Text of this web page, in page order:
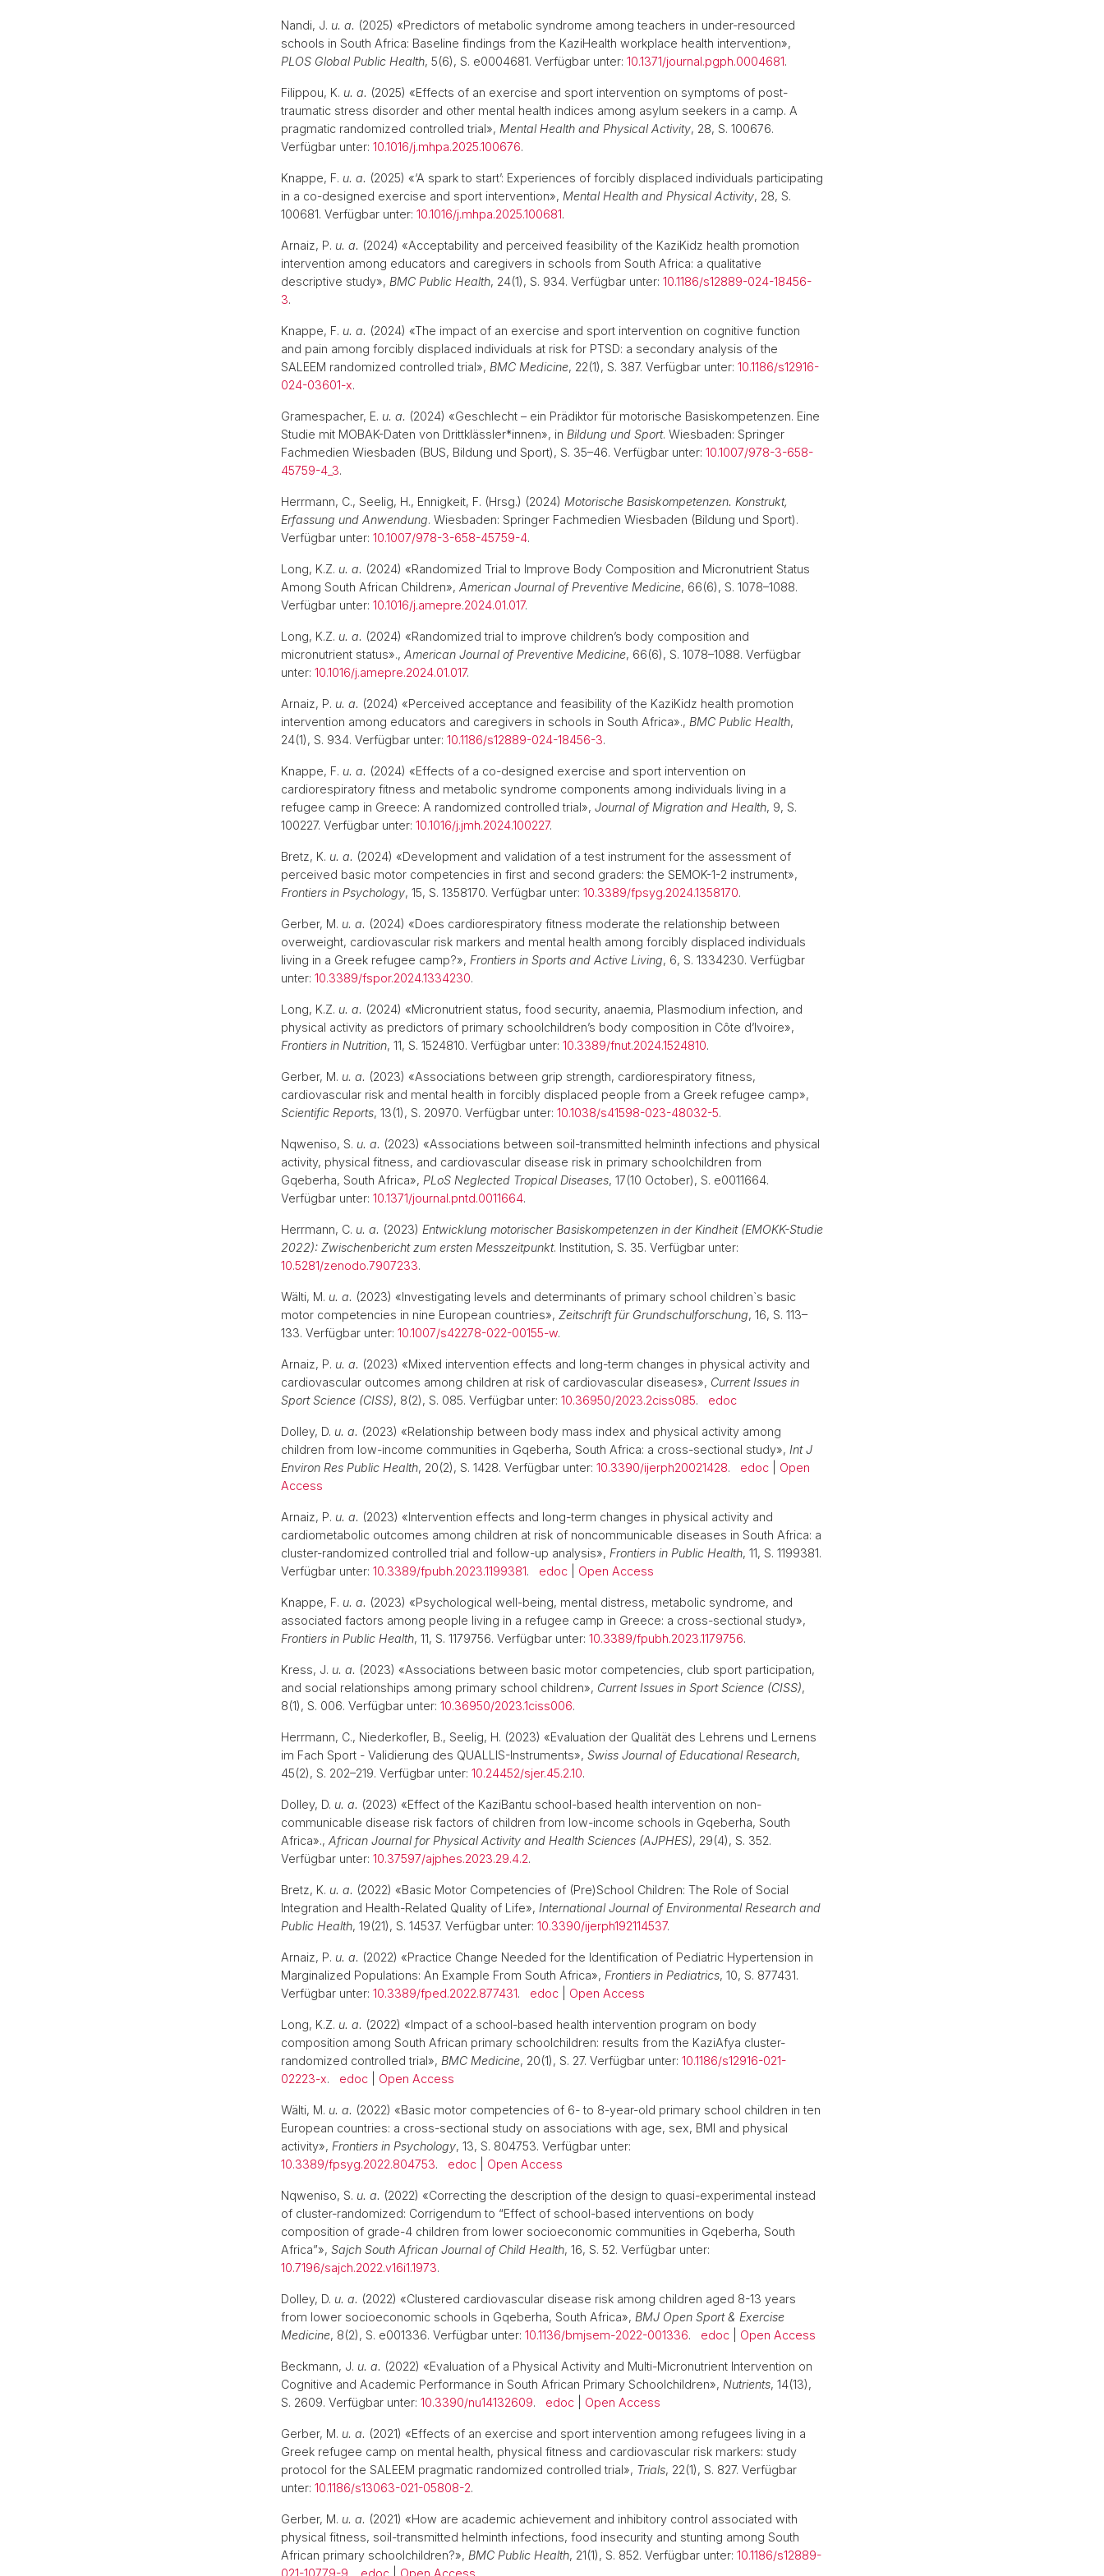
Nandi, J. u. a. (2025) «Predictors of metabolic syndrome among teachers in under-resourced
schools in South Africa: Baseline findings from the KaziHealth workplace health intervention»,
PLOS Global Public Health, 5(6), S. e0004681. Verfügbar unter: 10.1371/journal.pgph.0004681.
Filippou, K. u. a. (2025) «Effects of an exercise and sport intervention on symptoms of post-
traumatic stress disorder and other mental health indices among asylum seekers in a camp. A
pragmatic randomized controlled trial», Mental Health and Physical Activity, 28, S. 100676.
Verfügbar unter: 10.1016/j.mhpa.2025.100676.
Knappe, F. u. a. (2025) «‘A spark to start’: Experiences of forcibly displaced individuals participating
in a co-designed exercise and sport intervention», Mental Health and Physical Activity, 28, S.
100681. Verfügbar unter: 10.1016/j.mhpa.2025.100681.
Arnaiz, P. u. a. (2024) «Acceptability and perceived feasibility of the KaziKidz health promotion
intervention among educators and caregivers in schools from South Africa: a qualitative
descriptive study», BMC Public Health, 24(1), S. 934. Verfügbar unter: 10.1186/s12889-024-18456-
3.
Knappe, F. u. a. (2024) «The impact of an exercise and sport intervention on cognitive function
and pain among forcibly displaced individuals at risk for PTSD: a secondary analysis of the
SALEEM randomized controlled trial», BMC Medicine, 22(1), S. 387. Verfügbar unter: 10.1186/s12916-
024-03601-x.
Gramespacher, E. u. a. (2024) «Geschlecht – ein Prädiktor für motorische Basiskompetenzen. Eine
Studie mit MOBAK-Daten von Drittklässler*innen», in Bildung und Sport. Wiesbaden: Springer
Fachmedien Wiesbaden (BUS, Bildung und Sport), S. 35–46. Verfügbar unter: 10.1007/978-3-658-
45759-4_3.
Herrmann, C., Seelig, H., Ennigkeit, F. (Hrsg.) (2024) Motorische Basiskompetenzen. Konstrukt,
Erfassung und Anwendung. Wiesbaden: Springer Fachmedien Wiesbaden (Bildung und Sport).
Verfügbar unter: 10.1007/978-3-658-45759-4.
Long, K.Z. u. a. (2024) «Randomized Trial to Improve Body Composition and Micronutrient Status
Among South African Children», American Journal of Preventive Medicine, 66(6), S. 1078–1088.
Verfügbar unter: 10.1016/j.amepre.2024.01.017.
Long, K.Z. u. a. (2024) «Randomized trial to improve children’s body composition and
micronutrient status»., American Journal of Preventive Medicine, 66(6), S. 1078–1088. Verfügbar
unter: 10.1016/j.amepre.2024.01.017.
Arnaiz, P. u. a. (2024) «Perceived acceptance and feasibility of the KaziKidz health promotion
intervention among educators and caregivers in schools in South Africa»., BMC Public Health,
24(1), S. 934. Verfügbar unter: 10.1186/s12889-024-18456-3.
Knappe, F. u. a. (2024) «Effects of a co-designed exercise and sport intervention on
cardiorespiratory fitness and metabolic syndrome components among individuals living in a
refugee camp in Greece: A randomized controlled trial», Journal of Migration and Health, 9, S.
100227. Verfügbar unter: 10.1016/j.jmh.2024.100227.
Bretz, K. u. a. (2024) «Development and validation of a test instrument for the assessment of
perceived basic motor competencies in first and second graders: the SEMOK-1-2 instrument»,
Frontiers in Psychology, 15, S. 1358170. Verfügbar unter: 10.3389/fpsyg.2024.1358170.
Gerber, M. u. a. (2024) «Does cardiorespiratory fitness moderate the relationship between
overweight, cardiovascular risk markers and mental health among forcibly displaced individuals
living in a Greek refugee camp?», Frontiers in Sports and Active Living, 6, S. 1334230. Verfügbar
unter: 10.3389/fspor.2024.1334230.
Long, K.Z. u. a. (2024) «Micronutrient status, food security, anaemia, Plasmodium infection, and
physical activity as predictors of primary schoolchildren’s body composition in Côte d’Ivoire»,
Frontiers in Nutrition, 11, S. 1524810. Verfügbar unter: 10.3389/fnut.2024.1524810.
Gerber, M. u. a. (2023) «Associations between grip strength, cardiorespiratory fitness,
cardiovascular risk and mental health in forcibly displaced people from a Greek refugee camp»,
Scientific Reports, 13(1), S. 20970. Verfügbar unter: 10.1038/s41598-023-48032-5.
Nqweniso, S. u. a. (2023) «Associations between soil-transmitted helminth infections and physical
activity, physical fitness, and cardiovascular disease risk in primary schoolchildren from
Gqeberha, South Africa», PLoS Neglected Tropical Diseases, 17(10 October), S. e0011664.
Verfügbar unter: 10.1371/journal.pntd.0011664.
Herrmann, C. u. a. (2023) Entwicklung motorischer Basiskompetenzen in der Kindheit (EMOKK-Studie
2022): Zwischenbericht zum ersten Messzeitpunkt. Institution, S. 35. Verfügbar unter:
10.5281/zenodo.7907233.
Wälti, M. u. a. (2023) «Investigating levels and determinants of primary school children`s basic
motor competencies in nine European countries», Zeitschrift für Grundschulforschung, 16, S. 113–
133. Verfügbar unter: 10.1007/s42278-022-00155-w.
Arnaiz, P. u. a. (2023) «Mixed intervention effects and long-term changes in physical activity and
cardiovascular outcomes among children at risk of cardiovascular diseases», Current Issues in
Sport Science (CISS), 8(2), S. 085. Verfügbar unter: 10.36950/2023.2ciss085. edoc
Dolley, D. u. a. (2023) «Relationship between body mass index and physical activity among
children from low-income communities in Gqeberha, South Africa: a cross-sectional study», Int J
Environ Res Public Health, 20(2), S. 1428. Verfügbar unter: 10.3390/ijerph20021428. edoc
Open
Access
Arnaiz, P. u. a. (2023) «Intervention effects and long-term changes in physical activity and
cardiometabolic outcomes among children at risk of noncommunicable diseases in South Africa: a
cluster-randomized controlled trial and follow-up analysis», Frontiers in Public Health, 11, S. 1199381.
Verfügbar unter: 10.3389/fpubh.2023.1199381. edoc Open Access
Knappe, F. u. a. (2023) «Psychological well-being, mental distress, metabolic syndrome, and
associated factors among people living in a refugee camp in Greece: a cross-sectional study»,
Frontiers in Public Health, 11, S. 1179756. Verfügbar unter: 10.3389/fpubh.2023.1179756.
Kress, J. u. a. (2023) «Associations between basic motor competencies, club sport participation,
and social relationships among primary school children», Current Issues in Sport Science (CISS),
8(1), S. 006. Verfügbar unter: 10.36950/2023.1ciss006.
Herrmann, C., Niederkofler, B., Seelig, H. (2023) «Evaluation der Qualität des Lehrens und Lernens
im Fach Sport - Validierung des QUALLIS-Instruments», Swiss Journal of Educational Research,
45(2), S. 202–219. Verfügbar unter: 10.24452/sjer.45.2.10.
Dolley, D. u. a. (2023) «Effect of the KaziBantu school-based health intervention on non-
communicable disease risk factors of children from low-income schools in Gqeberha, South
Africa»., African Journal for Physical Activity and Health Sciences (AJPHES), 29(4), S. 352.
Verfügbar unter: 10.37597/ajphes.2023.29.4.2.
Bretz, K. u. a. (2022) «Basic Motor Competencies of (Pre)School Children: The Role of Social
Integration and Health-Related Quality of Life», International Journal of Environmental Research and
Public Health, 19(21), S. 14537. Verfügbar unter: 10.3390/ijerph192114537.
Arnaiz, P. u. a. (2022) «Practice Change Needed for the Identification of Pediatric Hypertension in
Marginalized Populations: An Example From South Africa», Frontiers in Pediatrics, 10, S. 877431.
Verfügbar unter: 10.3389/fped.2022.877431. edoc Open Access
Long, K.Z. u. a. (2022) «Impact of a school-based health intervention program on body
composition among South African primary schoolchildren: results from the KaziAfya cluster-
randomized controlled trial», BMC Medicine, 20(1), S. 27. Verfügbar unter: 10.1186/s12916-021-
02223-x. edoc Open Access
Wälti, M. u. a. (2022) «Basic motor competencies of 6- to 8-year-old primary school children in ten
European countries: a cross-sectional study on associations with age, sex, BMI and physical
activity», Frontiers in Psychology, 13, S. 804753. Verfügbar unter:
10.3389/fpsyg.2022.804753. edoc Open Access
Nqweniso, S. u. a. (2022) «Correcting the description of the design to quasi-experimental instead
of cluster-randomized: Corrigendum to “Effect of school-based interventions on body
composition of grade-4 children from lower socioeconomic communities in Gqeberha, South
Africa”», Sajch South African Journal of Child Health, 16, S. 52. Verfügbar unter:
10.7196/sajch.2022.v16i1.1973.
Dolley, D. u. a. (2022) «Clustered cardiovascular disease risk among children aged 8-13 years
from lower socioeconomic schools in Gqeberha, South Africa», BMJ Open Sport & Exercise
Medicine, 8(2), S. e001336. Verfügbar unter: 10.1136/bmjsem-2022-001336. edoc Open Access
Beckmann, J. u. a. (2022) «Evaluation of a Physical Activity and Multi-Micronutrient Intervention on
Cognitive and Academic Performance in South African Primary Schoolchildren», Nutrients, 14(13),
S. 2609. Verfügbar unter: 10.3390/nu14132609. edoc Open Access
Gerber, M. u. a. (2021) «Effects of an exercise and sport intervention among refugees living in a
Greek refugee camp on mental health, physical fitness and cardiovascular risk markers: study
protocol for the SALEEM pragmatic randomized controlled trial», Trials, 22(1), S. 827. Verfügbar
unter: 10.1186/s13063-021-05808-2.
Gerber, M. u. a. (2021) «How are academic achievement and inhibitory control associated with
physical fitness, soil-transmitted helminth infections, food insecurity and stunting among South
African primary schoolchildren?», BMC Public Health, 21(1), S. 852. Verfügbar unter: 10.1186/s12889-
021-10779-9
edoc Open Access